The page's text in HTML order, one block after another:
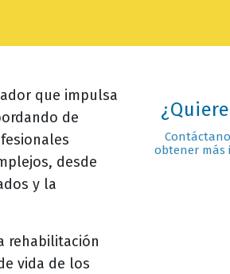
que impulsa
de
desde
y la
rehabilitación
vida de los
obtener más